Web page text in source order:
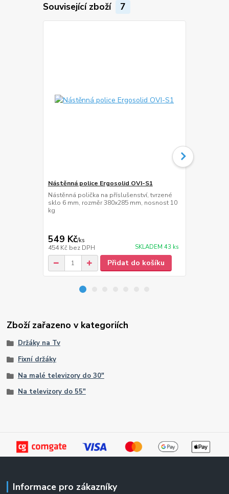
Související zboží 7
Nástěnná police Ergosolid OVI-S1
Nástěnná polička na příslušenství, tvrzené
sklo 6 mm, rozměr 380x285 mm, nosnost 10
kg
549 Kč/ks
454 Kč bez DPH SKLADEM 43 ks
Přidat do košíku
Zboží zařazeno v kategoriích
Držáky na Tv
Fixní držáky
Na malé televizory do 30"
Na televizory do 55"
Informace pro zákazníky